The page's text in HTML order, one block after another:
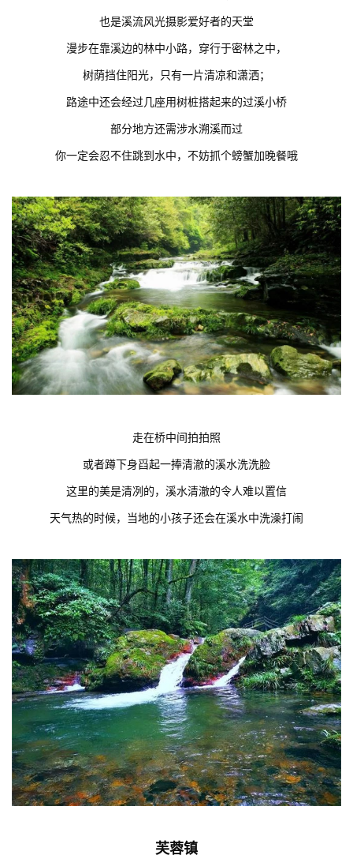
也是溪流风光摄影爱好者的天堂
漫步在靠溪边的林中小路，穿行于密林之中，
树荫挡住阳光，只有一片清凉和潇洒；
路途中还会经过几座用树桩搭起来的过溪小桥
部分地方还需涉水溯溪而过
你一定会忍不住跳到水中，不妨抓个螃蟹加晚餐哦
走在桥中间拍拍照
或者蹲下身舀起一捧清澈的溪水洗洗脸
这里的美是清冽的，溪水清澈的令人难以置信
天气热的时候，当地的小孩子还会在溪水中洗澡打闹
芙蓉镇